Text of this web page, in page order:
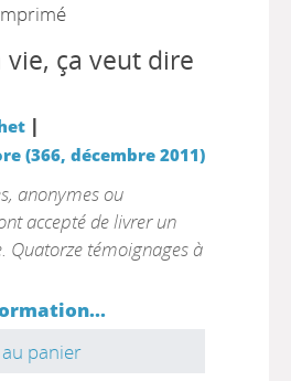
vie, ça veut dire
|
(366, décembre 2011)
anonymes ou
accepté de livrer un
Quatorze témoignages à
panier